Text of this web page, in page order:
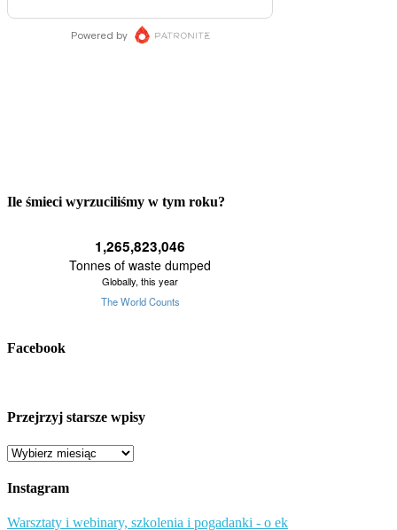
Ile śmieci wyrzuciliśmy w tym roku?
Facebook
Przejrzyj starsze wpisy
Przejrzyj
wpisy
Instagram
Warsztaty i webinary, szkolenia i pogadanki - o ek